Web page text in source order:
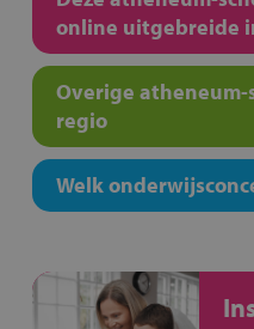
online uitgebreide
Overige
regio
Welk